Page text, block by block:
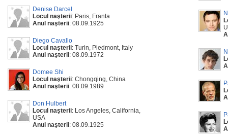
Denise Darcel
Locul naşterii: Paris, Franta
Anul naşterii: 08.09.1925
Diego Cavallo
Locul naşterii: Turin, Piedmont, Italy
Anul naşterii: 08.09.1972
Domee Shi
Locul naşterii: Chongqing, China
Anul naşterii: 08.09.1989
Don Hulbert
Locul naşterii: Los Angeles, California,
USA
Anul naşterii: 08.09.1925